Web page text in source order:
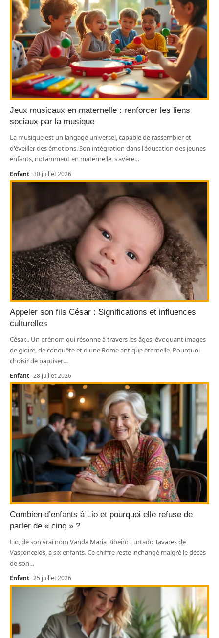
Jeux musicaux en maternelle : renforcer les liens
sociaux par la musique
La musique est un langage universel, capable de rassembler et
d'éveiller des émotions. Son intégration dans l'éducation des jeunes
enfants, notamment en maternelle, s'avère…
Enfant 30 juillet 2026
Appeler son fils César : Significations et influences
culturelles
César... Un prénom qui résonne à travers les âges, évoquant images
de gloire, de conquête et d'une Rome antique éternelle. Pourquoi
choisir de baptiser…
Enfant 28 juillet 2026
Combien d’enfants à Lio et pourquoi elle refuse de
parler de « cinq » ?
Lio, de son vrai nom Vanda Maria Ribeiro Furtado Tavares de
Vasconcelos, a six enfants. Ce chiffre reste inchangé malgré le décès
de son…
Enfant 25 juillet 2026